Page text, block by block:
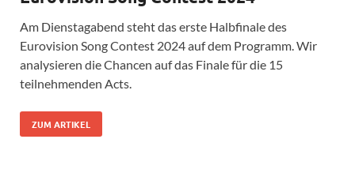
Am Dienstagabend steht das erste Halbfinale des
Eurovision Song Contest 2024 auf dem Programm. Wir
analysieren die Chancen auf das Finale für die 15
teilnehmenden Acts.
ZUM ARTIKEL